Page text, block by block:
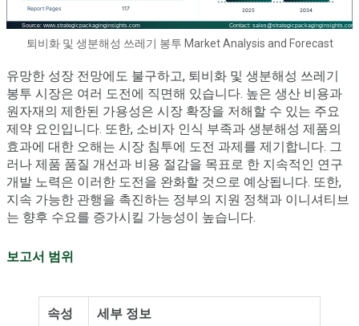
퇴비화 및 생분해성 쓰레기 봉투 Market Analysis and Forecast
유망한 성장 전망에도 불구하고, 퇴비화 및 생분해성 쓰레기
봉투 시장은 여러 도전에 직면해 있습니다. 높은 생산 비용과
원자재의 제한된 가용성은 시장 확장을 저해할 수 있는 주요
제약 요인입니다. 또한, 소비자 인식 부족과 생분해성 제품의
효과에 대한 오해는 시장 침투에 도전 과제를 제기합니다. 그
러나 제품 품질 개선과 비용 절감을 목표로 한 지속적인 연구
개발 노력은 이러한 도전을 완화할 것으로 예상됩니다. 또한,
지속 가능한 관행을 촉진하는 정부의 지원 정책과 이니셔티브
는 향후 수요를 증가시킬 가능성이 높습니다.
보고서 범위
속성 세부 정보